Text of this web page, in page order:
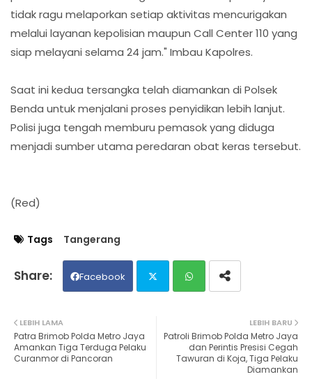
tidak ragu melaporkan setiap aktivitas mencurigakan
melalui layanan kepolisian maupun Call Center 110 yang
siap melayani selama 24 jam." Imbau Kapolres.
Saat ini kedua tersangka telah diamankan di Polsek
Benda untuk menjalani proses penyidikan lebih lanjut.
Polisi juga tengah memburu pemasok yang diduga
menjadi sumber utama peredaran obat keras tersebut.
(Red)
Tags Tangerang
Facebook
ats
LEBIH BARU
Patroli Brimob Polda Metro Jaya
dan Perintis Presisi Cegah
Tawuran di Koja, Tiga Pelaku
Diamankan
LEBIH LAMA
Patra Brimob Polda Metro Jaya
Amankan Tiga Terduga Pelaku
Curanmor di Pancoran